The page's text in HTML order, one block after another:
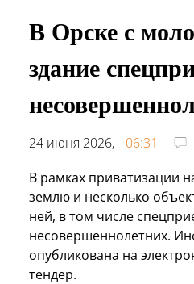
В Орске с
здание
24 июня 2026, 06:31
В рамках приватизации
землю и несколько
ней, в том числе
несовершеннолетних.
опубликована на
тендер.